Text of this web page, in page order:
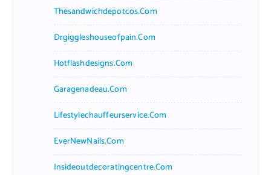
Thesandwichdepotcos.com
Drgiggleshouseofpain.com
Hotflashdesigns.com
Garagenadeau.com
Lifestylechauffeurservice.com
EverNewNails.com
Insideoutdecoratingcentre.com